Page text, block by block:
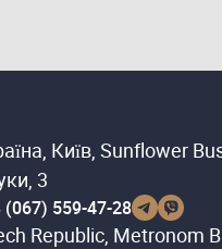
Київ, Sunflower
3
(067) 559-47-28
Republic, Metronom